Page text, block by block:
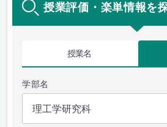
授業評価・楽単情報を
授業名
学部名